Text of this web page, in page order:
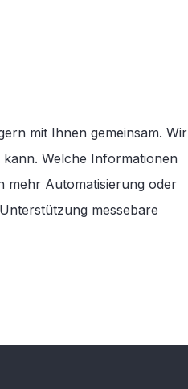
mit Ihnen gemeinsam. Wir
Welche Informationen
mehr Automatisierung oder
messebare